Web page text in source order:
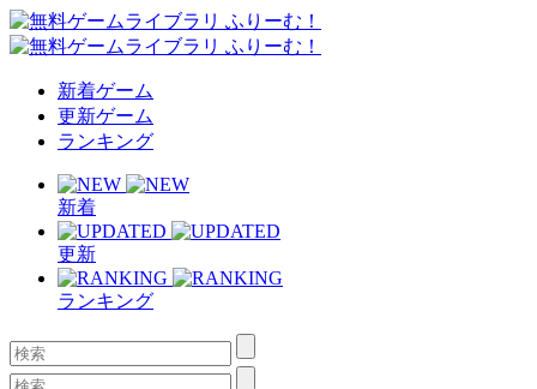
新着ゲーム
更新ゲーム
ランキング
新着
更新
ランキング